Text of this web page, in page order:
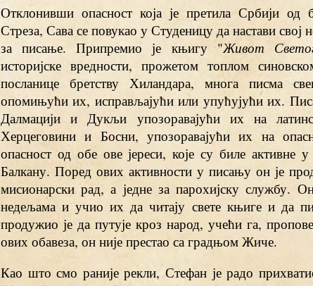
Отклонивши опасност која је претила Србији од
Стреза, Сава се повукао у Студеницу да настави
за писање. Припремио је књигу "Живот
историјске вредности, прожетом топлом
посланице бретству Хиландара, многа писма
опомињући их, исправљајући или упућујући их.
Далмацији и Дукљи упозоравајући их на
Херцеговини и Босни, упозоравајући их на
опасност од обе ове јереси, које су биле активне
Балкану. Поред ових активности у писању он је
мисионарски рад, а једне за парохијску службу.
недељама и учио их да читају свете књиге и да
продужио је да путује кроз народ, учећи га,
ових обавеза, он није престао са градњом Жиче.
Као што смо раније рекли, Стефан је радо